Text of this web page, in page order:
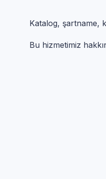
Katalog, şartname,
Bu hizmetimiz